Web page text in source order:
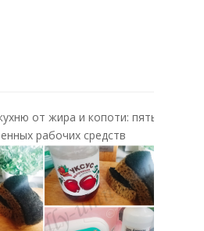
от жира и копоти: пять
рабочих средств